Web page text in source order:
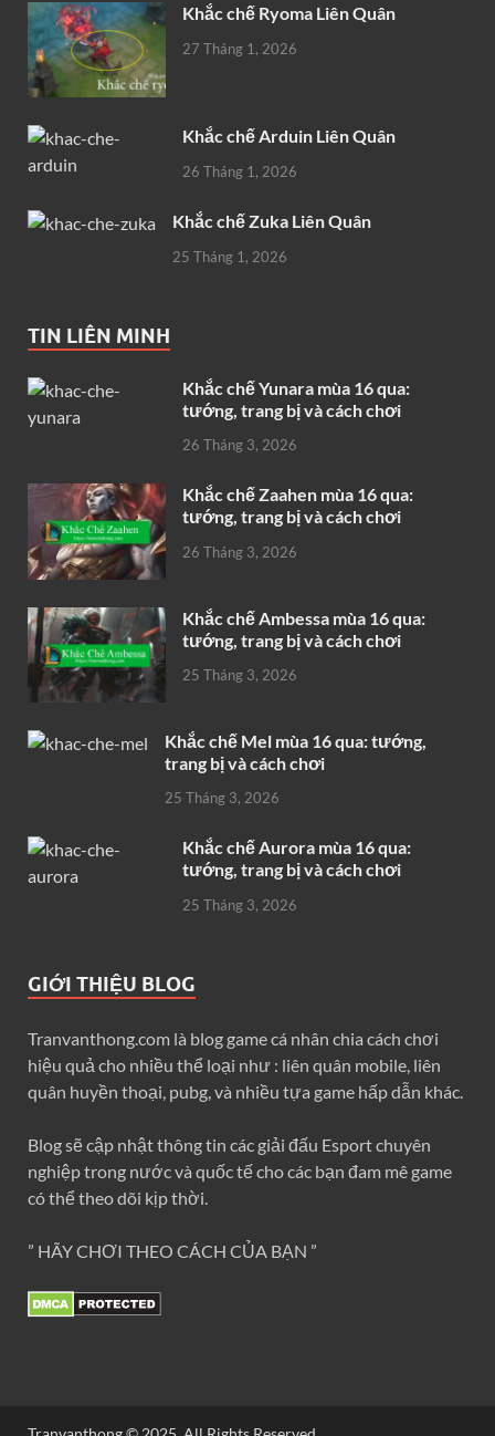
Khắc chế Ryoma Liên Quân
27 Tháng 1, 2026
Khắc chế Arduin Liên Quân
26 Tháng 1, 2026
Khắc chế Zuka Liên Quân
25 Tháng 1, 2026
TIN LIÊN MINH
Khắc chế Yunara mùa 16 qua:
tướng, trang bị và cách chơi
26 Tháng 3, 2026
Khắc chế Zaahen mùa 16 qua:
tướng, trang bị và cách chơi
26 Tháng 3, 2026
Khắc chế Ambessa mùa 16 qua:
tướng, trang bị và cách chơi
25 Tháng 3, 2026
Khắc chế Mel mùa 16 qua: tướng,
trang bị và cách chơi
25 Tháng 3, 2026
Khắc chế Aurora mùa 16 qua:
tướng, trang bị và cách chơi
25 Tháng 3, 2026
GIỚI THIỆU BLOG
Tranvanthong.com là blog game cá nhân chia cách chơi
hiệu quả cho nhiều thể loại như : liên quân mobile, liên
quân huyền thoại, pubg, và nhiều tựa game hấp dẫn khác.
Blog sẽ cập nhật thông tin các giải đấu Esport chuyên
nghiệp trong nước và quốc tế cho các bạn đam mê game
có thể theo dõi kịp thời.
” HÃY CHƠI THEO CÁCH CỦA BẠN ”